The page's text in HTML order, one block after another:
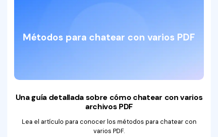
Métodos para chatear con varios PDF
Una guía detallada sobre cómo chatear con varios
archivos PDF
Lea el artículo para conocer los métodos para chatear con
varios PDF.